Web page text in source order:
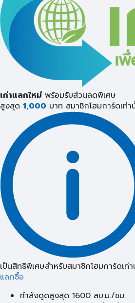
เก่าแลกใหม่ พร้อมรับส่วนลดพิเศษ
สูงสุด 1,000 บาท สมาชิกโฮมการ์ดเท่า
เป็นสิทธิพิเศษสำหรับสมาชิกโฮมการ์ดเท่
แลกซื้อ
กำลังดูดสูงสุด 1600 ลบ.ม./ชม.